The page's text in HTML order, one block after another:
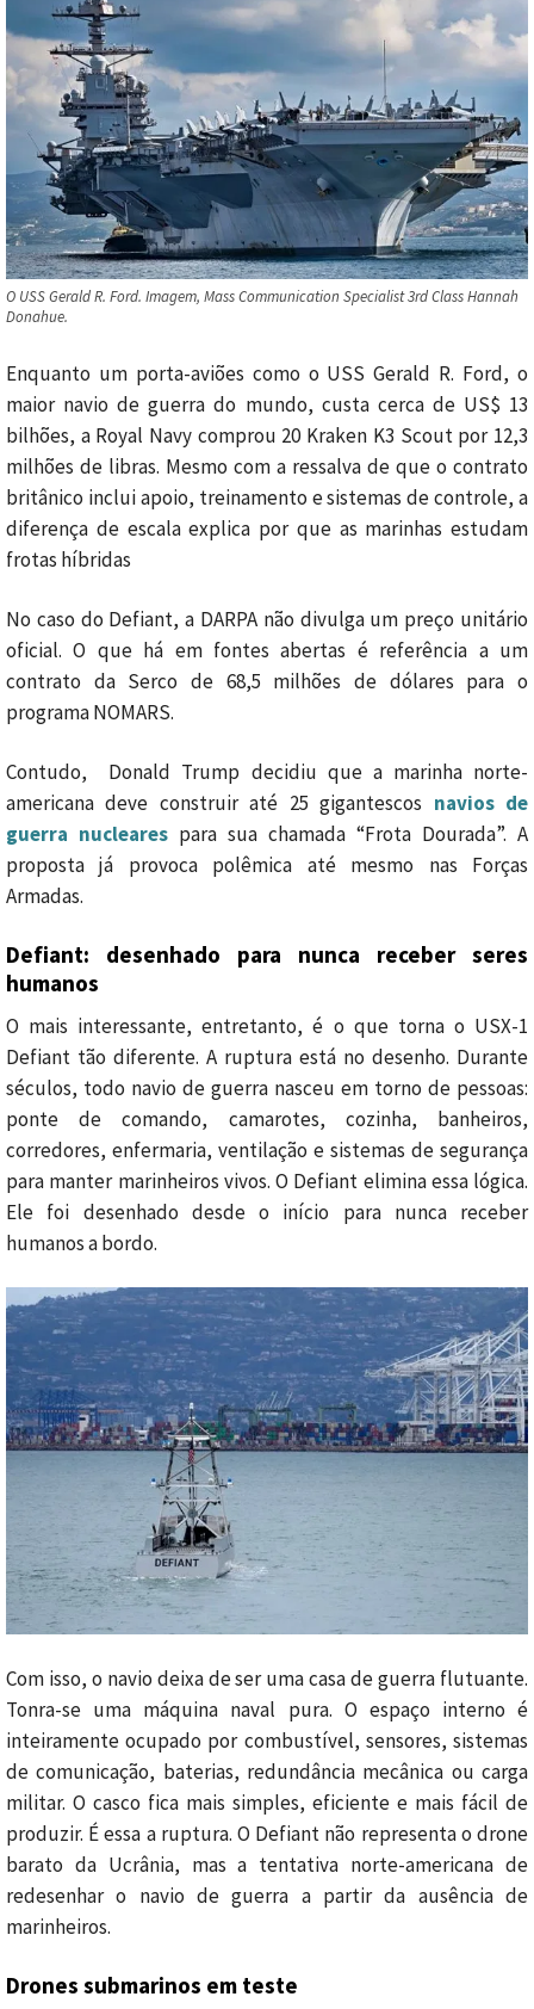
O USS Gerald R. Ford. Imagem, Mass Communication Specialist 3rd Class Hannah
Donahue.
Enquanto um porta-aviões como o USS Gerald R. Ford, o
maior navio de guerra do mundo, custa cerca de US$ 13
bilhões, a Royal Navy comprou 20 Kraken K3 Scout por 12,3
milhões de libras. Mesmo com a ressalva de que o contrato
britânico inclui apoio, treinamento e sistemas de controle, a
diferença de escala explica por que as marinhas estudam
frotas híbridas
No caso do Defiant, a DARPA não divulga um preço unitário
oficial. O que há em fontes abertas é referência a um
contrato da Serco de 68,5 milhões de dólares para o
programa NOMARS.
Contudo, Donald Trump decidiu que a marinha norte-
americana deve construir até 25 gigantescos navios de
guerra nucleares para sua chamada “Frota Dourada”. A
proposta já provoca polêmica até mesmo nas Forças
Armadas.
Defiant: desenhado para nunca receber seres
humanos
O mais interessante, entretanto, é o que torna o USX-1
Defiant tão diferente. A ruptura está no desenho. Durante
séculos, todo navio de guerra nasceu em torno de pessoas:
ponte de comando, camarotes, cozinha, banheiros,
corredores, enfermaria, ventilação e sistemas de segurança
para manter marinheiros vivos. O Defiant elimina essa lógica.
Ele foi desenhado desde o início para nunca receber
humanos a bordo.
Com isso, o navio deixa de ser uma casa de guerra flutuante.
Tonra-se uma máquina naval pura. O espaço interno é
inteiramente ocupado por combustível, sensores, sistemas
de comunicação, baterias, redundância mecânica ou carga
militar. O casco fica mais simples, eficiente e mais fácil de
produzir. É essa a ruptura. O Defiant não representa o drone
barato da Ucrânia, mas a tentativa norte-americana de
redesenhar o navio de guerra a partir da ausência de
marinheiros.
Drones submarinos em teste